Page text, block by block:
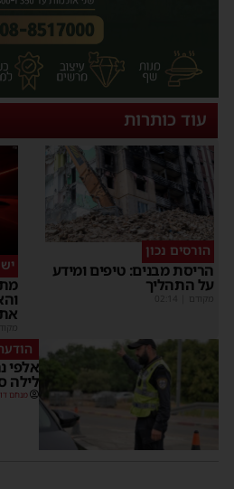
עוד כותרות
הורסים נכון
הריסת מבנים: טיפים ומידע
על התהליך
מקודם
מקודם
אלפי
לילה
מנחם